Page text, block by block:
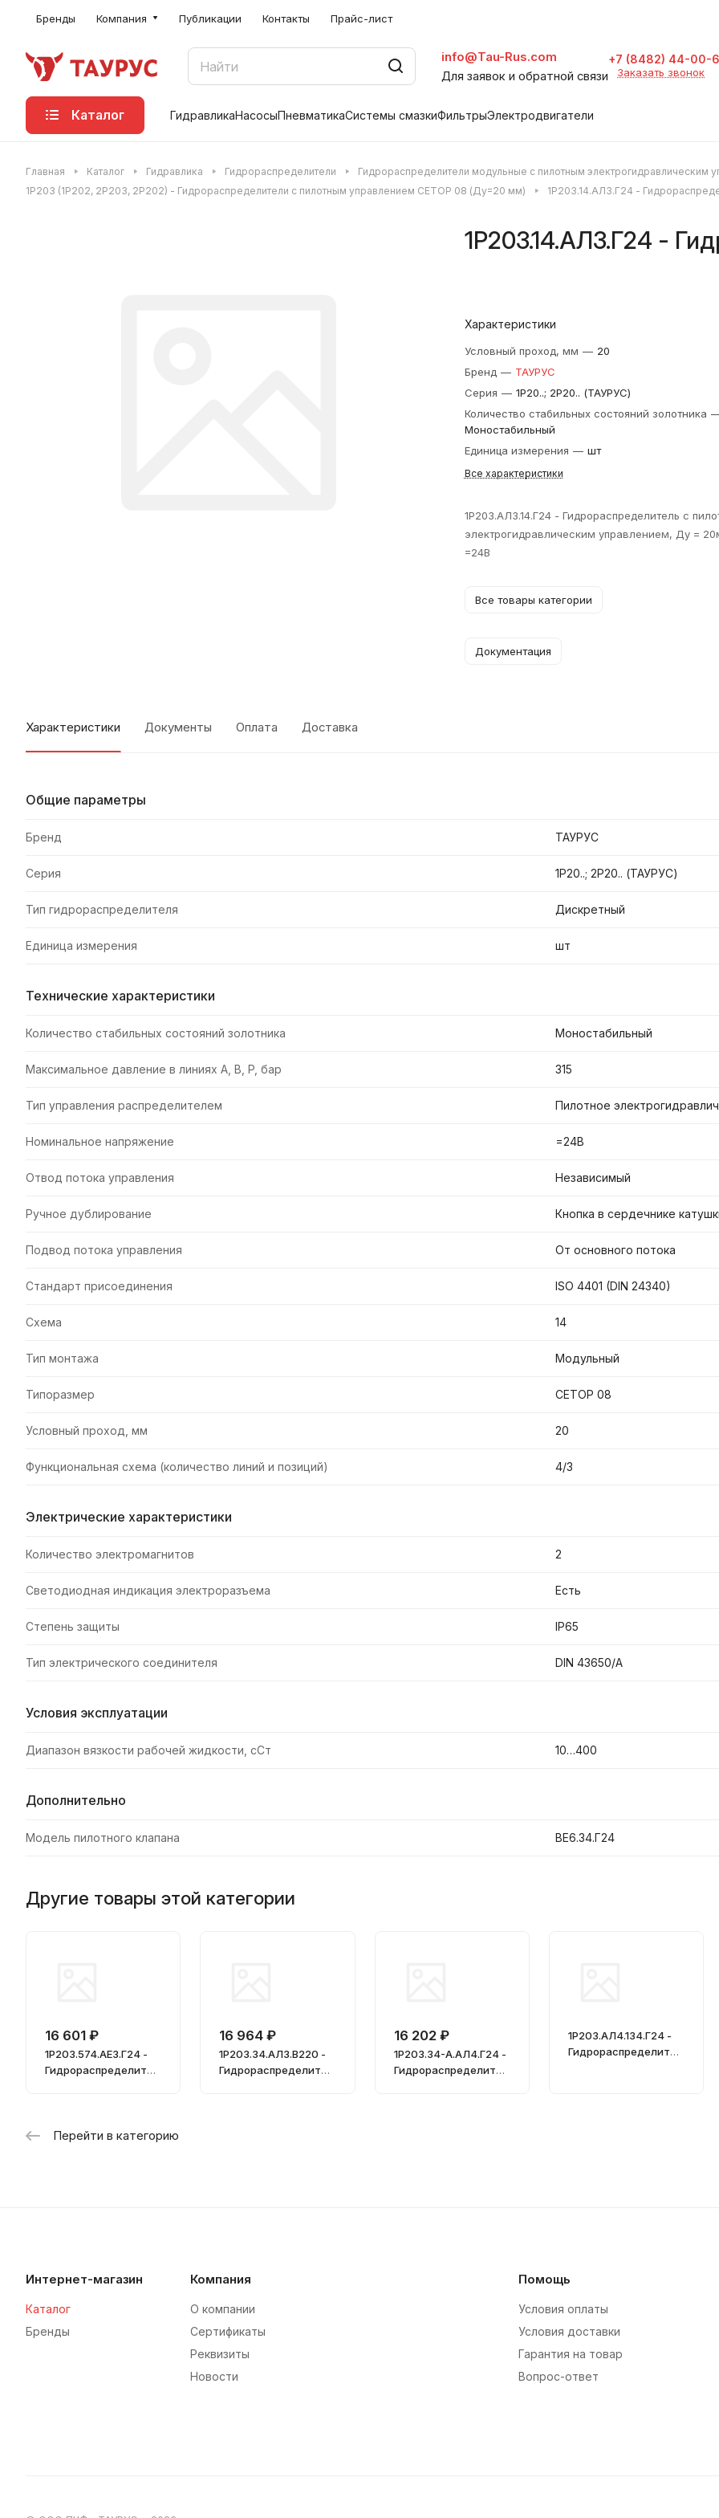
Бренды Компания Публикации Контакты Прайс-лист
info@Tau-Rus.com
Для заявок и обратной связи
+7 (8482) 44-00-
Заказать звонок
Каталог ГидравликаНасосыПневматикаСистемы смазкиФильтрыЭлектродвигатели
Главная Каталог Гидравлика Гидрораспределители
Гидрораспределители модульные с пилотным электрогидравлическим
1Р203 (1Р202, 2Р203, 2Р202) - Гидрораспределители с пилотным управлением CETOP 08 (Ду=20 мм)
1Р203.14.АЛ3.Г24 -
1Р203.14.АЛ3.Г24 -
Характеристики
Условный проход, мм — 20
Бренд — ТАУРУС
Серия — 1Р20..; 2Р20.. (ТАУРУС)
Количество стабильных состояний золотника
Моностабильный
Единица измерения — шт
Все характеристики
1Р203.АЛ3.14.Г24 - Гидрораспределитель с
электрогидравлическим управлением, Ду =
=24В
Все товары категории
Документация
Характеристики Документы Оплата Доставка
Общие параметры
Бренд ТАУРУС
Серия 1Р20..; 2Р20.. (ТАУРУС)
Тип гидрораспределителя Дискретный
Единица измерения шт
Технические характеристики
Количество стабильных состояний золотника Моностабильный
Максимальное давление в линиях A, B, P, бар 315
Тип управления распределителем Пилотное
Номинальное напряжение =24В
Отвод потока управления Независимый
Ручное дублирование Кнопка в сердечнике
Подвод потока управления От основного потока
Стандарт присоединения ISO 4401 (DIN 24340)
Схема 14
Тип монтажа Модульный
Типоразмер CETOP 08
Условный проход, мм 20
Функциональная схема (количество линий и позиций) 4/3
Электрические характеристики
Количество электромагнитов 2
Светодиодная индикация электроразъема Есть
Степень защиты IP65
Тип электрического соединителя DIN 43650/A
Условия эксплуатации
Диапазон вязкости рабочей жидкости, сСт 10…400
Дополнительно
Модель пилотного клапана ВЕ6.34.Г24
Другие товары этой категории
16 601 ₽
1Р203.574.АЕ3.Г24 -
Гидрораспределител
16 964 ₽
1Р203.34.АЛ3.В220 -
Гидрораспределител
16 202 ₽
1Р203.34-А.АЛ4.Г24 -
Гидрораспределител
1Р203.АЛ4.134.Г24 -
Гидрораспределител
Перейти в категорию
Интернет-магазин
Каталог
Бренды
Компания
О компании
Сертификаты
Реквизиты
Новости
Помощь
Условия оплаты
Условия доставки
Гарантия на товар
Вопрос-ответ